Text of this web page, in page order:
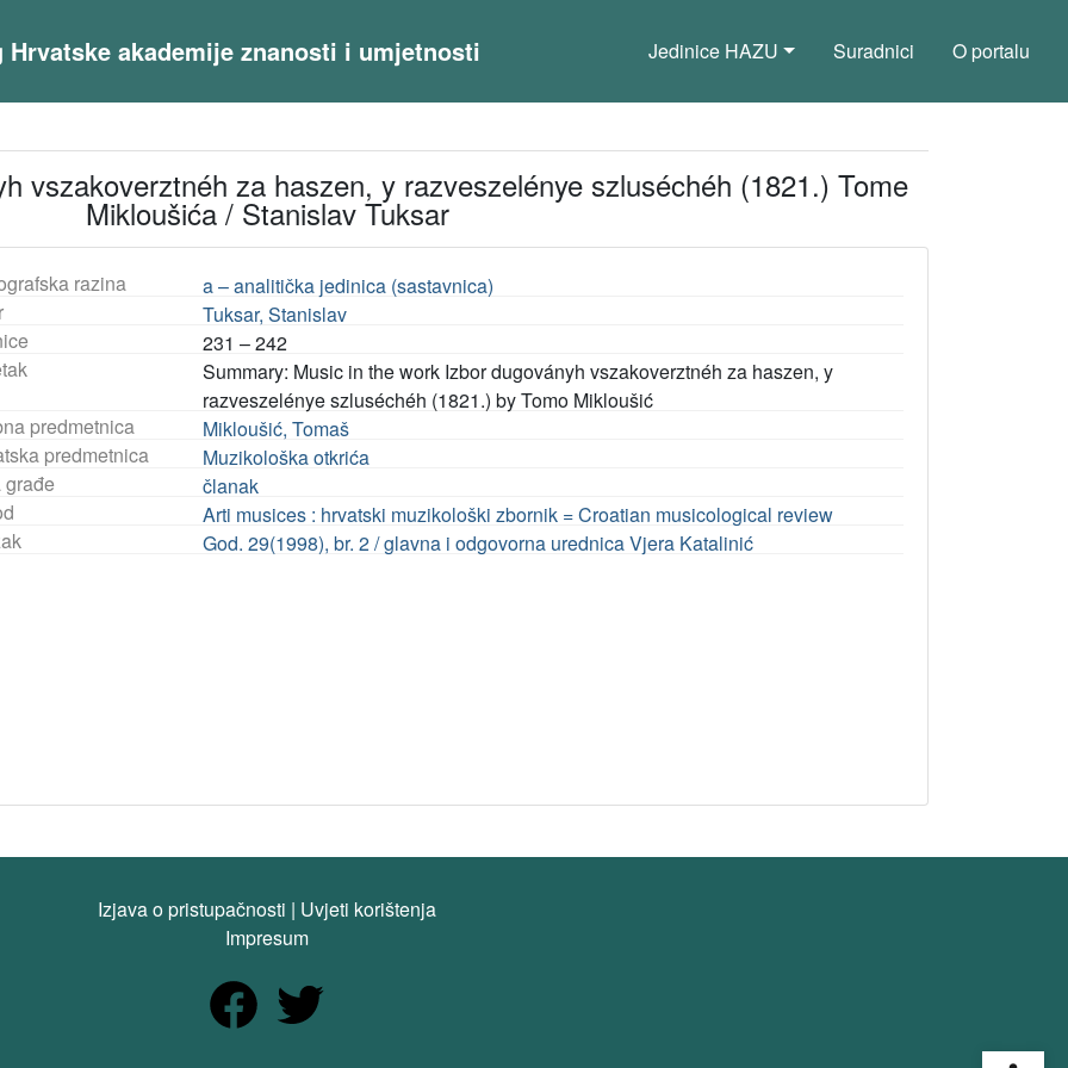
akademije znanosti i umjetnosti Jedinice HAZU Suradnici O portalu
vszakoverztnéh za haszen, y razveszelénye szluséchéh (1821.) Tome
Mikloušića / Stanislav Tuksar
razina
a – analitička jedinica (sastavnica)
Tuksar, Stanislav
231 – 242
Summary: Music in the work Izbor dugoványh vszakoverztnéh za haszen, y
razveszelénye szluséchéh (1821.) by Tomo Mikloušić
predmetnica
Mikloušić, Tomaš
predmetnica
Muzikološka otkrića
građe
članak
Arti musices : hrvatski muzikološki zbornik = Croatian musicological review
God. 29(1998), br. 2 / glavna i odgovorna urednica Vjera Katalinić
Izjava o pristupačnosti | Uvjeti korištenja
Impresum